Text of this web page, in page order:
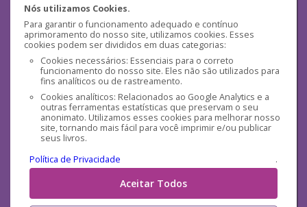
Nós utilizamos Cookies.
Para garantir o funcionamento adequado e contínuo
aprimoramento do nosso site, utilizamos cookies. Esses
cookies podem ser divididos em duas categorias:
Cookies necessários: Essenciais para o correto
funcionamento do nosso site. Eles não são utilizados para
fins analíticos ou de rastreamento.
Cookies analíticos: Relacionados ao Google Analytics e a
outras ferramentas estatísticas que preservam o seu
anonimato. Utilizamos esses cookies para melhorar nosso
site, tornando mais fácil para você imprimir e/ou publicar
seus livros.
Política de Privacidade
.
Aceitar Todos
Segurança
Mídias Sociais